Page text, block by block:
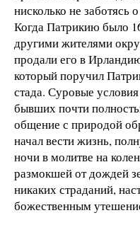
нисколько не заботясь
Когда Патрикию было
другими жителями
продали его в
который поручил
стада. Суровые
бывших почти
общение с природой
начал вести жизнь,
ночи в молитве на
размокшей от дождей
никаких страданий,
божественным